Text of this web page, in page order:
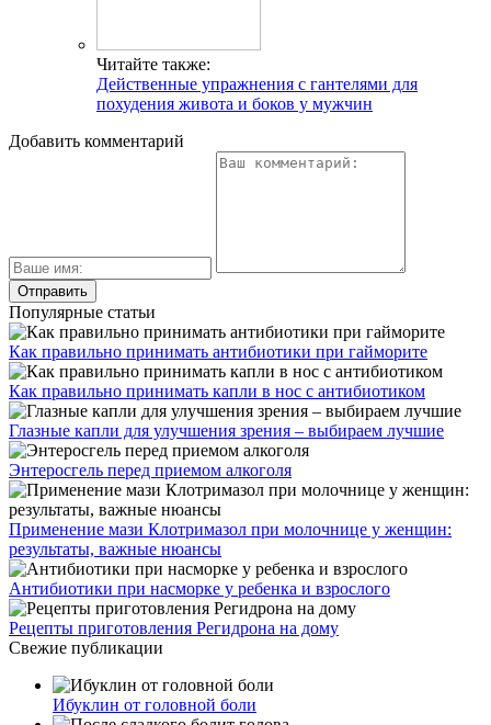
Читайте также:
Действенные упражнения с гантелями для
похудения живота и боков у мужчин
Добавить комментарий
Популярные статьи
Как правильно принимать антибиотики при гайморите
Как правильно принимать капли в нос с антибиотиком
Глазные капли для улучшения зрения – выбираем лучшие
Энтеросгель перед приемом алкоголя
Применение мази Клотримазол при молочнице у женщин:
результаты, важные нюансы
Антибиотики при насморке у ребенка и взрослого
Рецепты приготовления Регидрона на дому
Свежие публикации
Ибуклин от головной боли